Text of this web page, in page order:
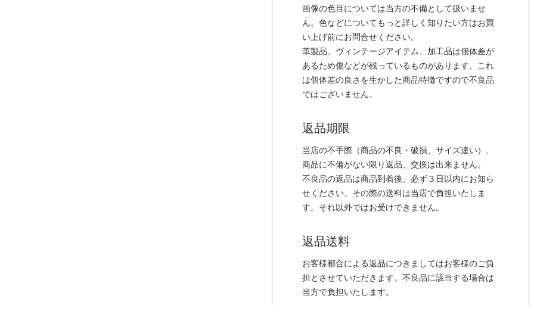
画像の色目については当方の不備として扱いませ
ん。色などについてもっと詳しく知りたい方はお買
い上げ前にお問合せください。
革製品、ヴィンテージアイテム、加工品は個体差が
あるため傷などが残っているものがあります。これ
は個体差の良さを生かした商品特徴ですので不良品
ではございません。
返品期限
当店の不手際（商品の不良・破損、サイズ違い）、
商品に不備がない限り返品、交換は出来ません。
不良品の返品は商品到着後、必ず３日以内にお知ら
せください。その際の送料は当店で負担いたしま
す。それ以外ではお受けできません。
返品送料
お客様都合による返品につきましてはお客様のご負
担とさせていただきます。不良品に該当する場合は
当方で負担いたします。